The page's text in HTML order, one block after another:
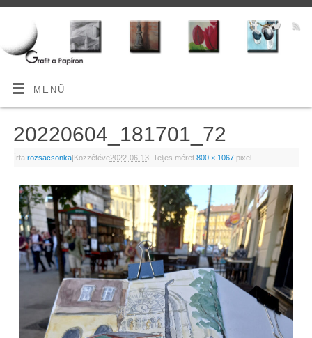
MENÜ
20220604_181701_72
Írta:rozsacsonka|Közzétéve2022-06-13| Teljes méret 800 × 1067pixel